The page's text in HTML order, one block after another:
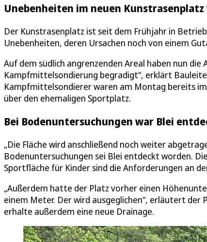
Unebenheiten im neuen
Der Kunstrasenplatz ist seit dem Frühjahr in
Unebenheiten, deren Ursachen noch von einem
Auf dem südlich angrenzenden Areal haben nun
Kampfmittelsondierung begradigt“, erklärt
Kampfmittelsondierer waren am Montag bereits
über den ehemaligen Sportplatz.
Bei Bodenuntersuchungen war Blei
„Die Fläche wird anschließend noch weiter
Bodenuntersuchungen sei Blei entdeckt worden.
Sportfläche für Kinder sind die Anforderungen an
„Außerdem hatte der Platz vorher einen
einem Meter. Der wird ausgeglichen“, erläutert der
erhalte außerdem eine neue Drainage.